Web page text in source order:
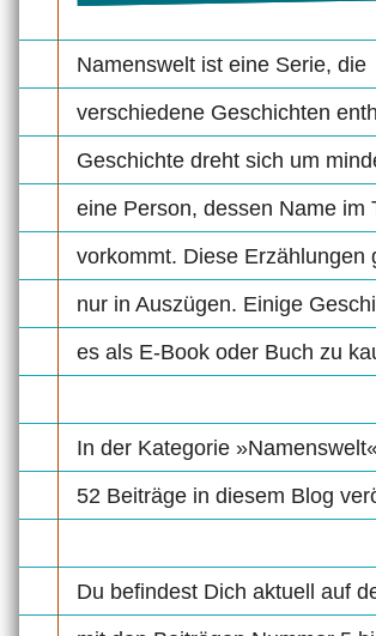
Namenswelt ist eine Serie, die
verschiedene Geschichten
Geschichte dreht sich um
eine Person, dessen Name im
vorkommt. Diese Erzählungen
nur in Auszügen. Einige
es als E-Book oder Buch zu
In der Kategorie
52 Beiträge in diesem Blog
Du befindest Dich aktuell auf